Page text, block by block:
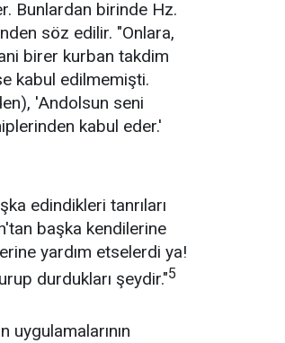
Bunlardan birinde Hz.
söz edilir. "Onlara,
birer kurban takdim
kabul edilmemişti.
'Andolsun seni
kabul eder.'
edindikleri tanrıları
başka kendilerine
yardım etselerdi ya!
durdukları şeydir."5